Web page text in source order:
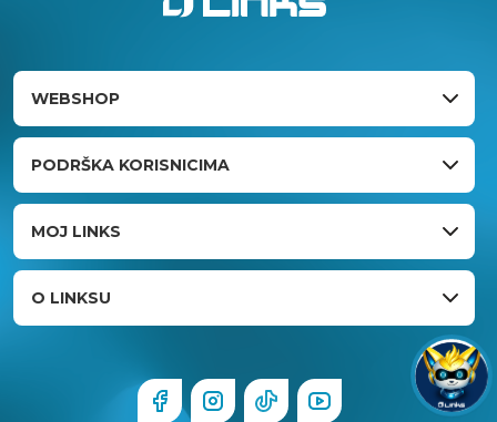
WEBSHOP
PODRŠKA KORISNICIMA
MOJ LINKS
O LINKSU